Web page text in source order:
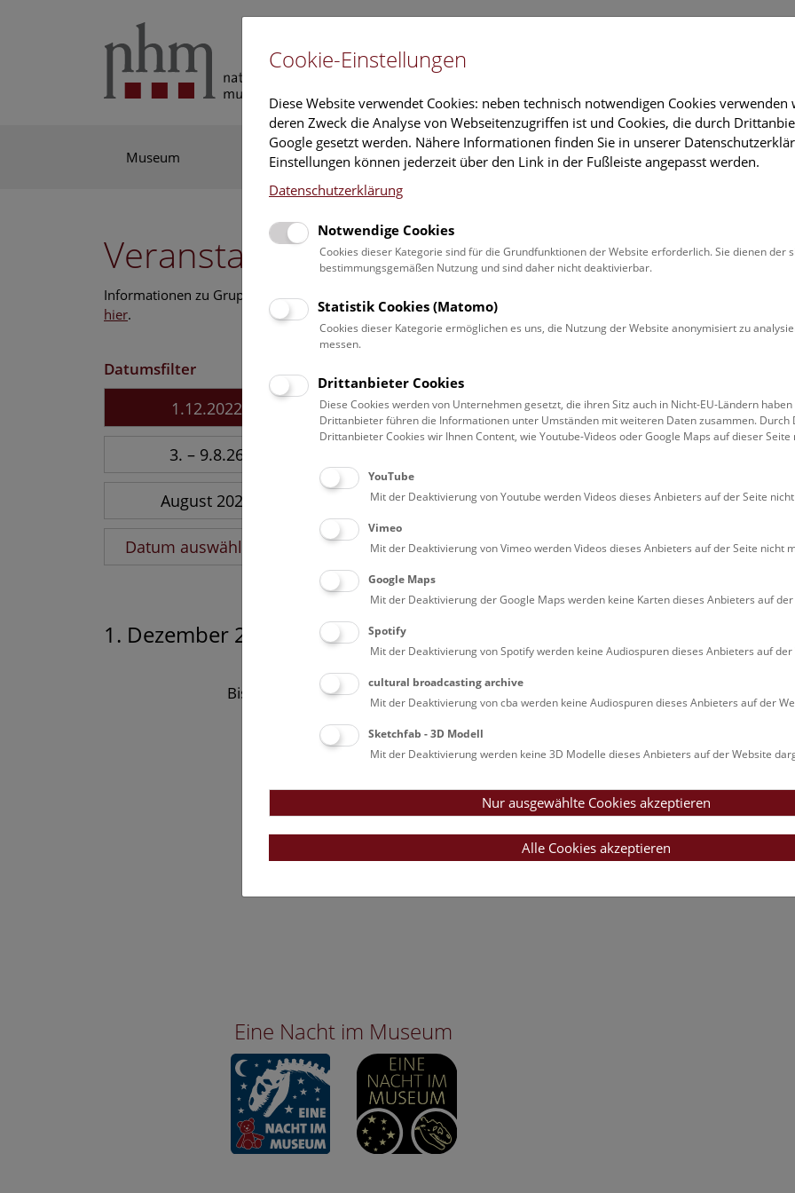
Museum Ausstellung Forschung Führungen & Aktivitäten Deck 50
Veranstaltungskalender
Informationen zu Gruppen,- Kindergarten- und Schulprogrammen finden Sie
hier.
Datumsfilter
1.12.2022
3. – 9.8.26
August 2026
Datum auswählen
Erwachsene (0)
Familien (0)
Führungen &
Kulinarik &
1. Dezember 2022
Bisher keine Ergebnisse. Dienstags ist das NHM Wien in der Regel geschlossen.
Eine Nacht im Museum
Cookie-Einstellungen
Diese Website verwendet Cookies: neben technisch notwendigen Cookies verwenden
deren Zweck die Analyse von Webseitenzugriffen ist und Cookies, die durch
Google gesetzt werden. Nähere Informationen finden Sie in unserer
Einstellungen können jederzeit über den Link in der Fußleiste angepasst werden.
Datenschutzerklärung
Notwendige Cookies
Cookies dieser Kategorie sind für die Grundfunktionen der Website erforderlich. Sie dienen der
bestimmungsgemäßen Nutzung und sind daher nicht deaktivierbar.
Statistik Cookies (Matomo)
Cookies dieser Kategorie ermöglichen es uns, die Nutzung der Website anonymisiert zu
messen.
Drittanbieter Cookies
Diese Cookies werden von Unternehmen gesetzt, die ihren Sitz auch in Nicht-EU-Ländern haben
Drittanbieter führen die Informationen unter Umständen mit weiteren Daten zusammen. Durch
Drittanbieter Cookies wir Ihnen Content, wie Youtube-Videos oder Google Maps auf dieser
YouTube
Mit der Deaktivierung von Youtube werden Videos dieses Anbieters auf der Seite
Vimeo
Mit der Deaktivierung von Vimeo werden Videos dieses Anbieters auf der Seite nicht
Google Maps
Mit der Deaktivierung der Google Maps werden keine Karten dieses Anbieters auf
Spotify
Mit der Deaktivierung von Spotify werden keine Audiospuren dieses Anbieters auf
cultural broadcasting archive
Mit der Deaktivierung von cba werden keine Audiospuren dieses Anbieters auf der
Sketchfab - 3D Modell
Mit der Deaktivierung werden keine 3D Modelle dieses Anbieters auf der Website
Nur ausgewählte Cookies akzeptieren
Alle Cookies akzeptieren